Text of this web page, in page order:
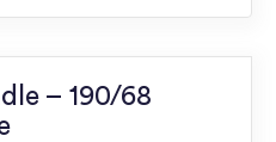
– 190/68